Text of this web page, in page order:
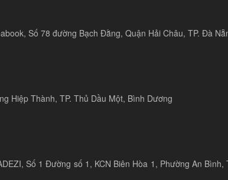
Số 78 đường Bạch Đằng, Quận Hải Châu, TP. Đà
Hiệp Thành, TP. Thủ Dầu Một, Bình Dương
Số 1 Đường số 1, KCN Biên Hòa 1, Phường An Bình,